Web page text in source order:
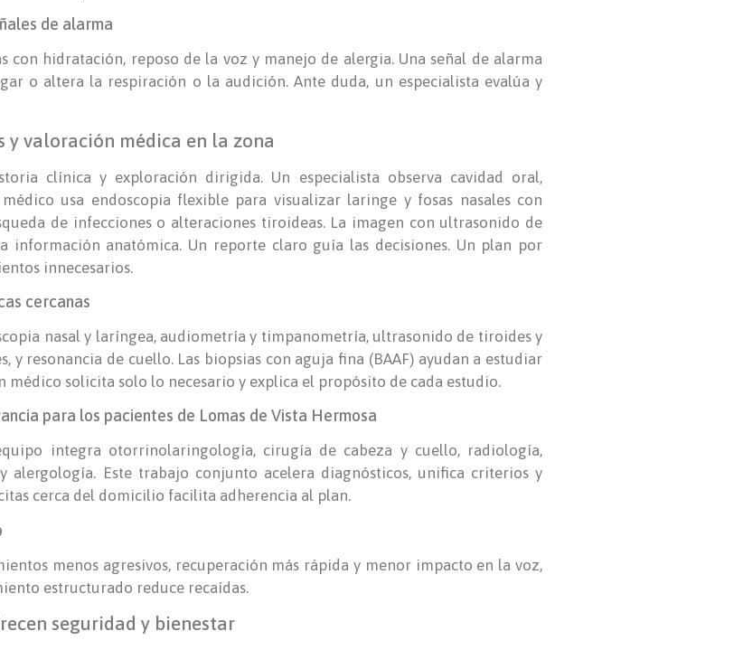
de alarma
con hidratación, reposo de la voz y manejo de alergia. Una señal de alarma
o altera la respiración o la audición. Ante duda, un especialista evalúa y
y valoración médica en la zona
clínica y exploración dirigida. Un especialista observa cavidad oral,
usa endoscopia flexible para visualizar laringe y fosas nasales con
de infecciones o alteraciones tiroideas. La imagen con ultrasonido de
información anatómica. Un reporte claro guía las decisiones. Un plan por
innecesarios.
cercanas
nasal y laríngea, audiometría y timpanometría, ultrasonido de tiroides y
y resonancia de cuello. Las biopsias con aguja fina (BAAF) ayudan a estudiar
médico solicita solo lo necesario y explica el propósito de cada estudio.
para los pacientes de Lomas de Vista Hermosa
integra otorrinolaringología, cirugía de cabeza y cuello, radiología,
alergología. Este trabajo conjunto acelera diagnósticos, unifica criterios y
cerca del domicilio facilita adherencia al plan.
menos agresivos, recuperación más rápida y menor impacto en la voz,
estructurado reduce recaídas.
seguridad y bienestar